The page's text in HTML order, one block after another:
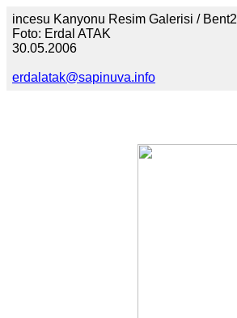
incesu Kanyonu Resim Galerisi / Bent2
Foto: Erdal ATAK
30.05.2006
erdalatak@sapinuva.info